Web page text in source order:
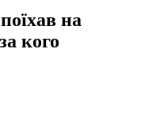
на
кого